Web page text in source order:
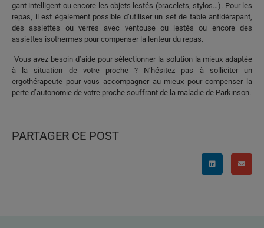
gant intelligent ou encore les objets lestés (bracelets, stylos…). Pour les
repas, il est également possible d’utiliser un set de table antidérapant,
des assiettes ou verres avec ventouse ou lestés ou encore des
assiettes isothermes pour compenser la lenteur du repas.
Vous avez besoin d’aide pour sélectionner la solution la mieux adaptée
à la situation de votre proche ? N’hésitez pas à solliciter un
ergothérapeute pour vous accompagner au mieux pour compenser la
perte d’autonomie de votre proche souffrant de la maladie de Parkinson.
PARTAGER CE POST